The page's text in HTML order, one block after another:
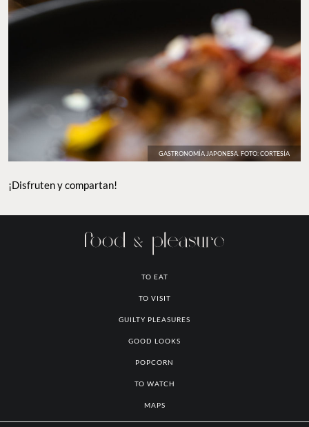
GASTRONOMÍA JAPONESA. FOTO: CORTESÍA
¡Disfruten y compartan!
TO EAT
TO VISIT
GUILTY PLEASURES
GOOD LOOKS
POPCORN
TO WATCH
MAPS